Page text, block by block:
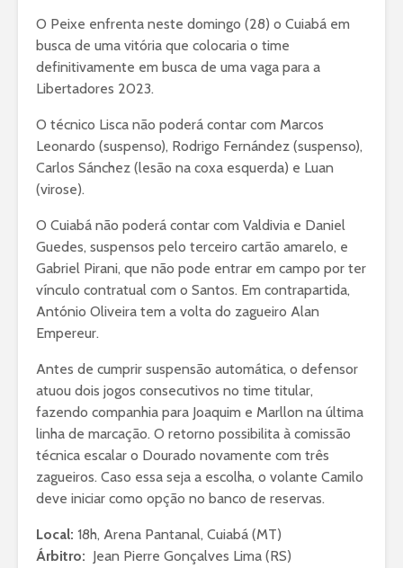
O Peixe enfrenta neste domingo (28) o Cuiabá em
busca de uma vitória que colocaria o time
definitivamente em busca de uma vaga para a
Libertadores 2023.
O técnico Lisca não poderá contar com Marcos
Leonardo (suspenso), Rodrigo Fernández (suspenso),
Carlos Sánchez (lesão na coxa esquerda) e Luan
(virose).
O Cuiabá não poderá contar com Valdivia e Daniel
Guedes, suspensos pelo terceiro cartão amarelo, e
Gabriel Pirani, que não pode entrar em campo por ter
vínculo contratual com o Santos. Em contrapartida,
António Oliveira tem a volta do zagueiro Alan
Empereur.
Antes de cumprir suspensão automática, o defensor
atuou dois jogos consecutivos no time titular,
fazendo companhia para Joaquim e Marllon na última
linha de marcação. O retorno possibilita à comissão
técnica escalar o Dourado novamente com três
zagueiros. Caso essa seja a escolha, o volante Camilo
deve iniciar como opção no banco de reservas.
Local: 18h, Arena Pantanal, Cuiabá (MT)
Árbitro: Jean Pierre Gonçalves Lima (RS)